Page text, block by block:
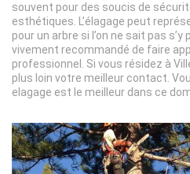
souvent pour des soucis de
esthétiques. L’élagage peut
pour un arbre si l’on ne sait pas
vivement recommandé de faire
professionnel. Si vous résidez à
plus loin votre meilleur contact.
elagage est le meilleur dans ce